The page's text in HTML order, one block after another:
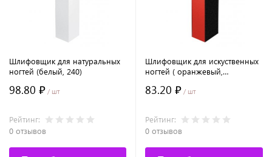
Шлифовщик для натуральных
ногтей (белый, 240)
98.80 ₽ / шт
Рейтинг:
0 отзывов
Шлифовщик для искуственных
ногтей ( оранжевый,
83.20 ₽ / шт
Рейтинг:
0 отзывов